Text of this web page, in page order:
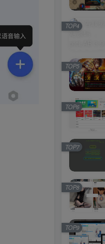
TOP4
TOP5
TOP6
TOP7
TOP8
TOP9